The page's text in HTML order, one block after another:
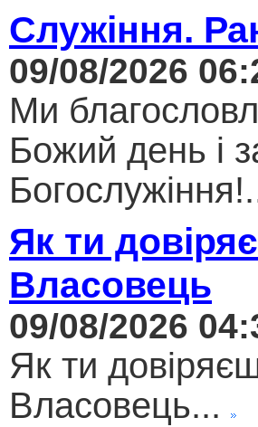
Служіння.
09/08/2026
Ми
Божий день і
Як ти
Власовець
09/08/2026
Як ти
Власовець...